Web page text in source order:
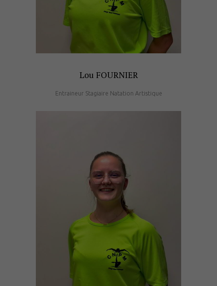
Lou FOURNIER
Entraineur Stagiaire Natation Artistique